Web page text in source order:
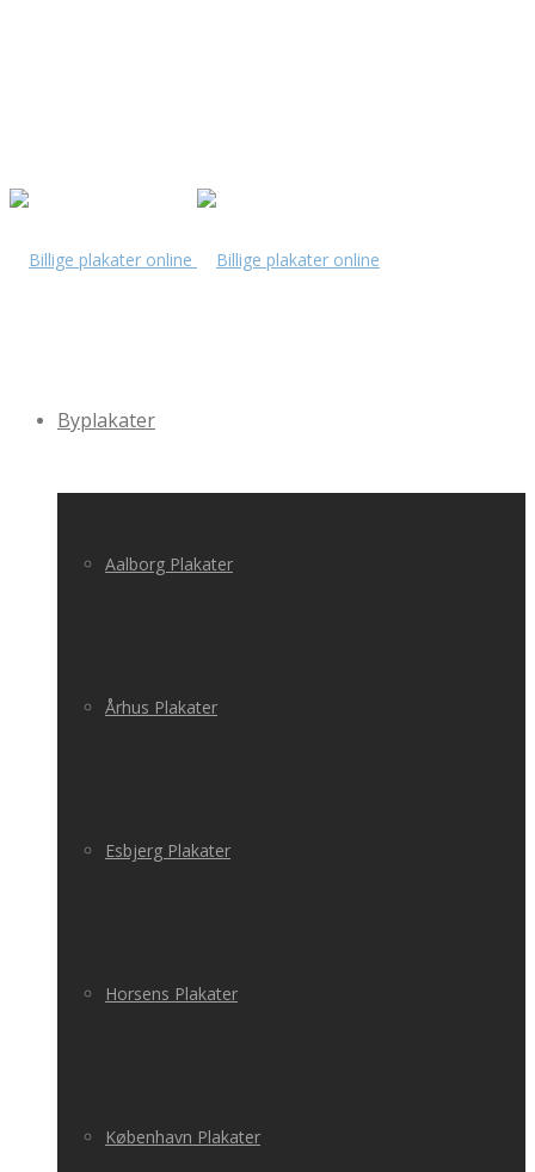
Byplakater
Aalborg Plakater
Århus Plakater
Esbjerg Plakater
Horsens Plakater
København Plakater